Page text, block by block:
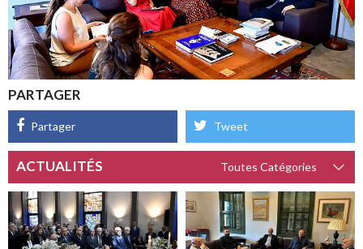
PARTAGER
Partager Tweet
ACTUALITÉS